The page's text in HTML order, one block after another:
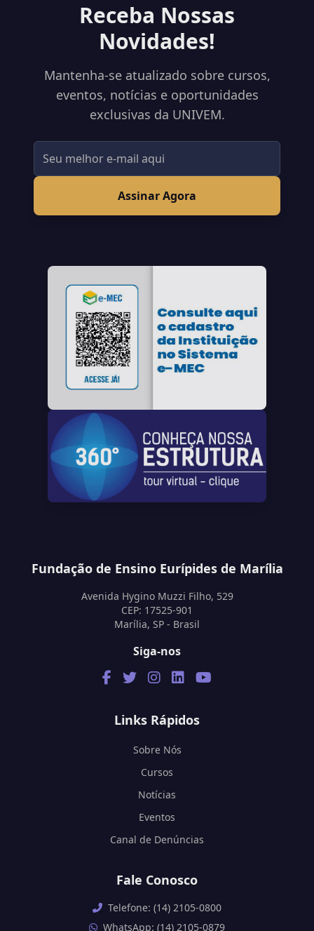
Receba Nossas
Novidades!
Mantenha-se atualizado sobre cursos,
eventos, notícias e oportunidades
exclusivas da UNIVEM.
Assinar Agora
Fundação de Ensino Eurípides de Marília
Avenida Hygino Muzzi Filho, 529
CEP: 17525-901
Marília, SP - Brasil
Siga-nos
Links Rápidos
Sobre Nós
Cursos
Notícias
Eventos
Canal de Denúncias
Fale Conosco
Telefone: (14) 2105-0800
WhatsApp: (14) 2105-0879